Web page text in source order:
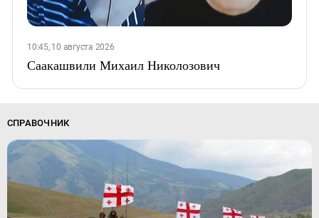
10:45, 10 августа 2026
Саакашвили Михаил Николозович
СПРАВОЧНИК